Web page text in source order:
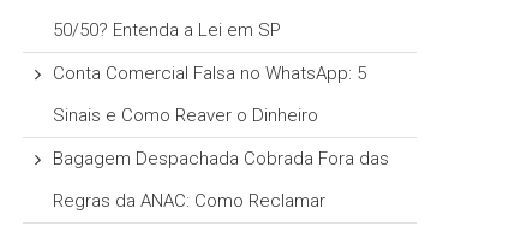
50/50? Entenda a Lei em SP
Conta Comercial Falsa no WhatsApp: 5
Sinais e Como Reaver o Dinheiro
Bagagem Despachada Cobrada Fora das
Regras da ANAC: Como Reclamar